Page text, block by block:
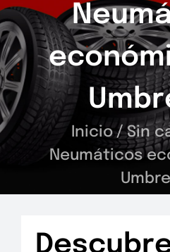
Inicio / Sin
Neumáticos